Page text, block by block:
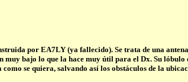
por EA7LY (ya fallecido). Se trata de una
muy bajo lo que la hace muy útil para el Dx. Su
se quiera, salvando así los obstáculos de la